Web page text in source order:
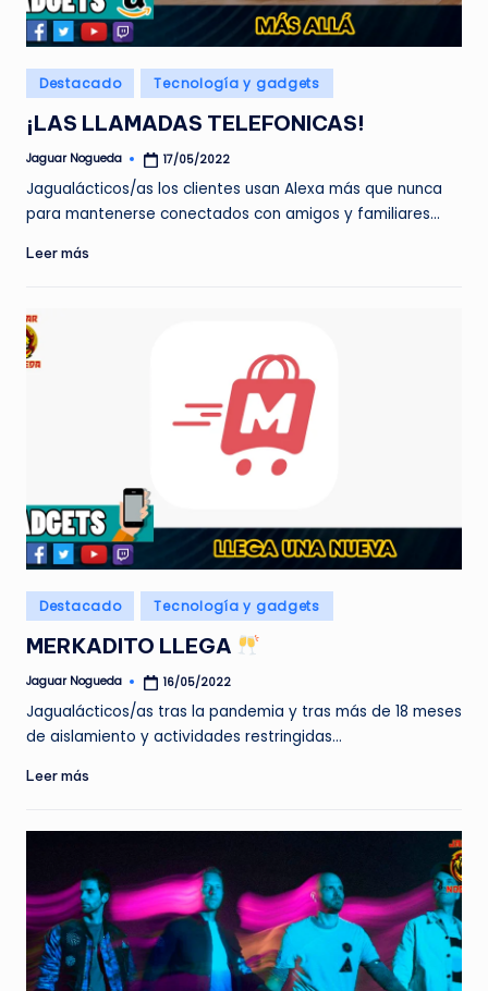
e
d
aPublicado
en
Destacado Tecnología y gadgets
¡LAS LLAMADAS TELEFONICAS!
Publicado
Jaguar Nogueda 17/05/2022
Jagualácticos/as los clientes usan Alexa más que nunca
para mantenerse conectados con amigos y familiares…
Leer más
Publicado
en
Destacado Tecnología y gadgets
MERKADITO LLEGA
Publicado
Jaguar Nogueda 16/05/2022
Jagualácticos/as tras la pandemia y tras más de 18 meses
de aislamiento y actividades restringidas…
Leer más